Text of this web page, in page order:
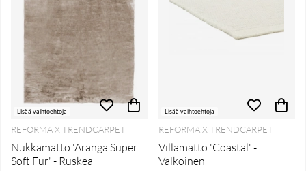
Lisää vaihtoehtoja
REFORMA X TRENDCARPET
Nukkamatto 'Aranga Super
Soft Fur' - Ruskea
Lisää vaihtoehtoja
REFORMA X TRENDCARPET
Villamatto 'Coastal' -
Valkoinen